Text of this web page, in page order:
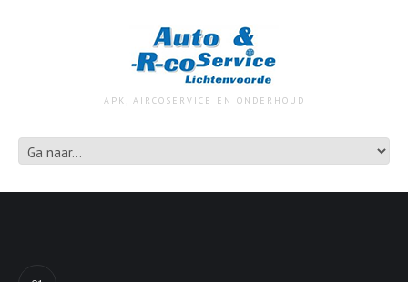
APK, AIRCOSERVICE EN ONDERHOUD